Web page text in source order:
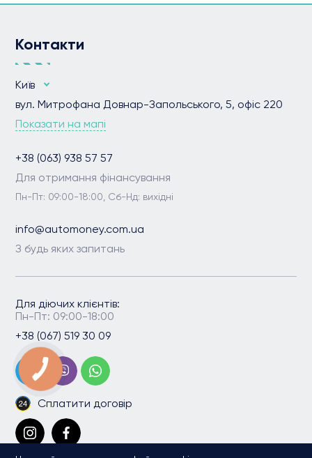
Контакти
Київ
вул. Митрофана Довнар-Запольського, 5, офіс 220
Показати на мапі
+38 (063) 938 57 57
Для отримання фінансування
Пн-Пт: 09:00-18:00, Сб-Нд: вихідні
info@automoney.com.ua
З будь яких запитань
Для діючих клієнтів:
Пн-Пт: 09:00-18:00
+38 (067) 519 30 09
Сплатити договір